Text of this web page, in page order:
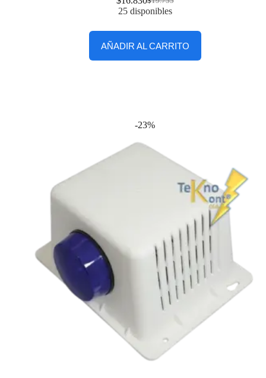
25 disponibles
AÑADIR AL CARRITO
-23%